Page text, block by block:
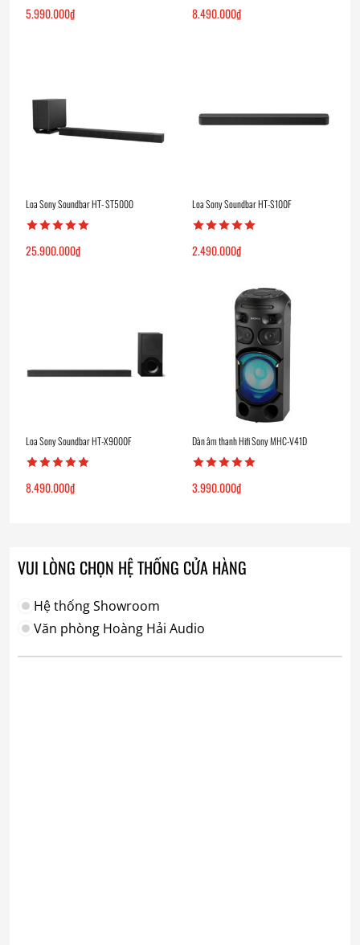
5.990.000₫ 8.490.000₫
Loa Sony Soundbar HT- ST5000
25.900.000₫
Loa Sony Soundbar HT-S100F
2.490.000₫
Loa Sony Soundbar HT-X9000F
8.490.000₫
Dàn âm thanh Hifi Sony MHC-V41D
3.990.000₫
VUI LÒNG CHỌN HỆ THỐNG CỬA HÀNG
Hệ thống Showroom
Văn phòng Hoàng Hải Audio